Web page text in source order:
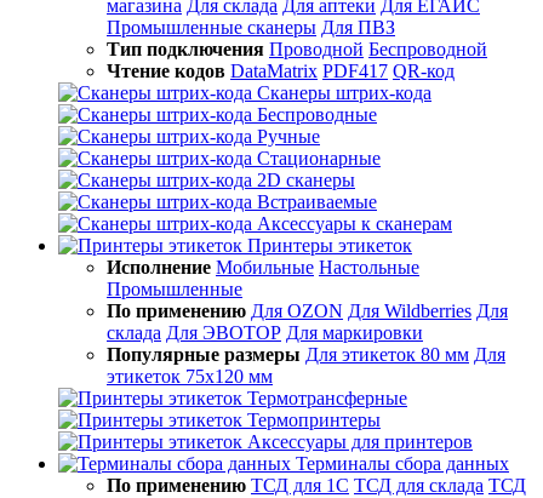
магазина Для склада Для аптеки Для ЕГАИС
Промышленные сканеры Для ПВЗ
Тип подключения Проводной Беспроводной
Чтение кодов DataMatrix PDF417 QR-код
Сканеры штрих-кода
Беспроводные
Ручные
Стационарные
2D сканеры
Встраиваемые
Аксессуары к сканерам
Принтеры этикеток
Исполнение Мобильные Настольные
Промышленные
По применению Для OZON Для Wildberries Для
склада Для ЭВОТОР Для маркировки
Популярные размеры Для этикеток 80 мм Для
этикеток 75х120 мм
Термотрансферные
Термопринтеры
Аксессуары для принтеров
Терминалы сбора данных
По применению ТСД для 1С ТСД для склада ТСД